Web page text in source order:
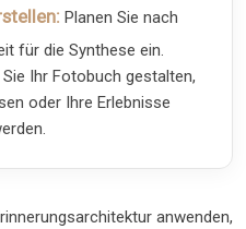
Planen Sie nach
für die Synthese ein.
Ihr Fotobuch gestalten,
oder Ihre Erlebnisse
anwenden,